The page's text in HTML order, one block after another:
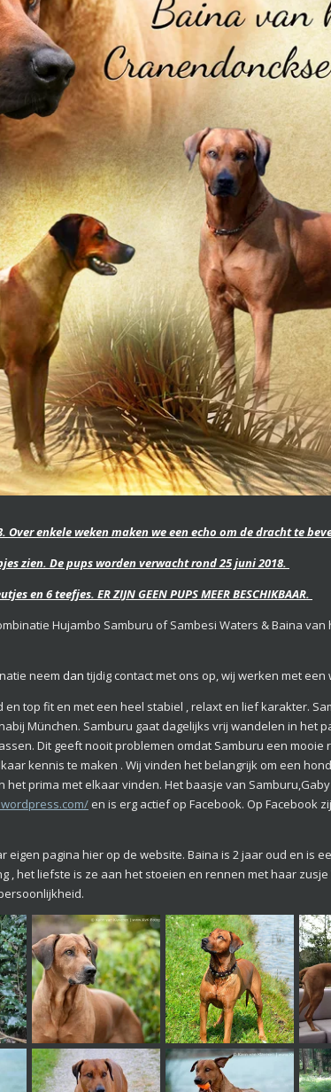
enkele weken maken we een echo om de dracht te
zien. De pups worden verwacht rond 25 juni 2018.
en 6 teefjes. ER ZIJN GEEN PUPS MEER BESCHIKBAAR.
Hujambo Samburu of Sambesi Waters & Baina
neem dan tijdig contact met ons op, wij werken met een
en top fit en met een heel stabiel , relaxt en lief karakter.
München. Samburu gaat dagelijks vrij wandelen in het
Dit geeft nooit problemen omdat Samburu een
kennis te maken . Wij vinden het belangrijk om een
prima met elkaar vinden. Het baasje van
en is erg actief op Facebook. Op Facebook
eigen pagina hier op de website. Baina is 2 jaar oud en is
, het liefste is ze aan het stoeien en rennen met haar